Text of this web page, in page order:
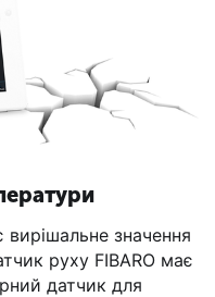
значення
руху FIBARO має
датчик для